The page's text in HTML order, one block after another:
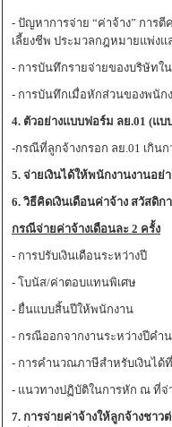
- ปัญหาการจ่าย “ค่าจ้าง” การ
เลี้ยงชีพ ประมวลกฎหมายแพ่ง
- การบันทึกรายจ่ายของบริษัทใ
- การบันทึกเมื่อหักส่วนของพนัก
4. ตัวอย่างแบบฟอร์ม ลย.01 (แ
-กรณีที่ลูกจ้างกรอก ลย.01 เกิน
5. จ่ายเงินได้ให้พนักงานงานอย่
6. วิธีคิดเงินเดือนค่าจ้าง สวัสดิ
กรณีจ่ายค่าจ้างเดือนละ 2 ครั้ง
- การปรับเงินเดือนระหว่างปี
- โบนัส/ค่าตอบแทนพิเศษ
- ยื่นแบบสิ้นปีให้พนักงาน
- กรณีออกจากงานระหว่างปีค
- การคำนวณภาษีสำหรับเงินได้
- แนวทางปฏิบัติในการหัก ณ ที่จ่
7. การจ่ายค่าจ้างให้ลูกจ้างชา